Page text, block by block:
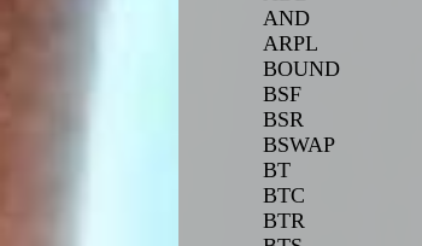
AND
ARPL
BOUND
BSF
BSR
BSWAP
BT
BTC
BTR